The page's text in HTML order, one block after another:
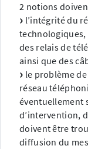
2 notions
l’intégrité du
des relais de
ainsi que des
le problème
réseau
éventuellement
d’intervention,
doivent être
diffusion du